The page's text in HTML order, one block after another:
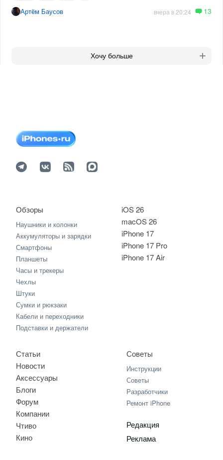
Артём Баусов вчера в 20:24 13
Хочу больше
iOS 26
macOS 26
iPhone 17
iPhone 17 Pro
iPhone 17 Air
Обзоры
Наушники и колонки
Аккумуляторы и зарядки
Смартфоны
Планшеты
Часы и трекеры
Чехлы
Штуки
Сумки и рюкзаки
Кабели и переходники
Подставки и держатели
Статьи
Новости
Аксессуары
Блоги
Форум
Компании
Чтиво
Кино
Советы
Инструкции
Советы
Разработчики
Ремонт iPhone
Редакция
Реклама